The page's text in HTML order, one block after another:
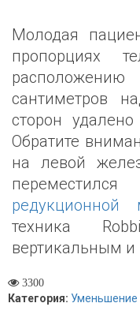
Молодая
пропорциях
сантиметров
сторон
Обратите
на левой
редукционной
техника
вертикальным
3300
Категория: Уменьшение